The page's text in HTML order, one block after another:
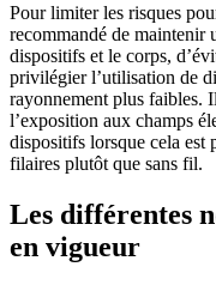
Pour limiter les risques
recommandé de maintenir
dispositifs et le corps,
privilégier l’utilisation de
rayonnement plus faibles.
l’exposition aux champs
dispositifs lorsque cela est
filaires plutôt que sans fil.
Les différentes
en vigueur